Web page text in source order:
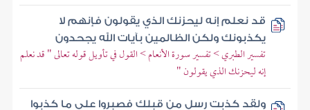
قد نعلم إنه ليحزنك الذي يقولون فإنهم لا
يكذبونك ولكن الظالمين بآيات الله يجحدون
تفسير الطبري > تفسير سورة الأنعام > القول في تأويل قوله تعالى " قد نعلم
إنه ليحزنك الذي يقولون "
ولقد كذبت رسل من قبلك فصبروا على ما كذبوا